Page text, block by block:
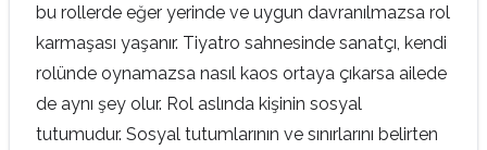
bu rollerde eğer yerinde ve uygun davranılmazsa rol
karmaşası yaşanır. Tiyatro sahnesinde sanatçı, kendi
rolünde oynamazsa nasıl kaos ortaya çıkarsa ailede
de aynı şey olur. Rol aslında kişinin sosyal
tutumudur. Sosyal tutumlarının ve sınırlarını belirten